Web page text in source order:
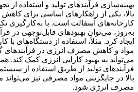
بهینه‌سازی فرآیندهای تولید و استفاده از
بالا، یکی از راهکارهای اساسی برای
کارخانه‌های آسفالت است. با به‌کارگیری
به‌روز، می‌توان بهبودهای قابل‌توجهی در
ایجاد کرد. مثلاً، استفاده از دستگاه‌های با
مواد و کاهش مصرف انرژی در فرآیندهای
می‌تواند به بهبود کارایی انرژی کمک کند.
فرآیندهای تولید از طریق استفاده از
بالا در جایگزینی مواد مصرفی نیز
مصرف انرژی شود.